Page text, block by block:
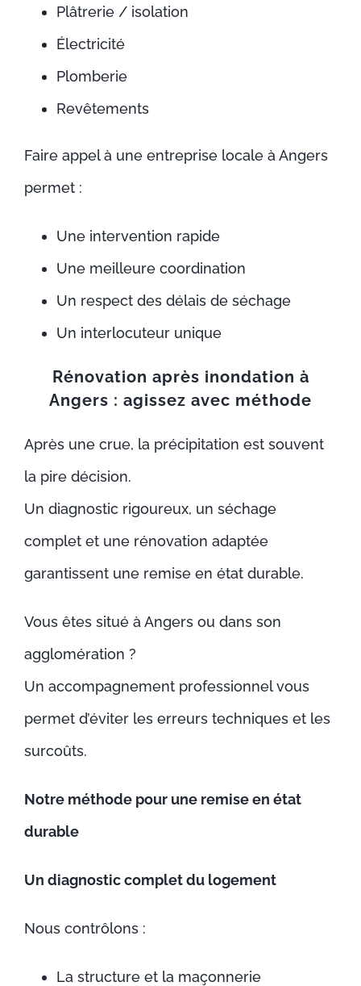
Plâtrerie / isolation
Électricité
Plomberie
Revêtements
Faire appel à une entreprise locale à Angers
permet :
Une intervention rapide
Une meilleure coordination
Un respect des délais de séchage
Un interlocuteur unique
Rénovation après inondation à
Angers : agissez avec méthode
Après une crue, la précipitation est souvent
la pire décision.
Un diagnostic rigoureux, un séchage
complet et une rénovation adaptée
garantissent une remise en état durable.
Vous êtes situé à Angers ou dans son
agglomération ?
Un accompagnement professionnel vous
permet d’éviter les erreurs techniques et les
surcoûts.
Notre méthode pour une remise en état
durable
Un diagnostic complet du logement
Nous contrôlons :
La structure et la maçonnerie